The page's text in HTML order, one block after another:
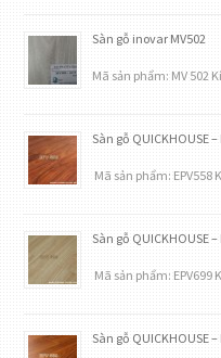
Sàn gỗ inovar MV502
Mã sản phẩm: MV 502
Sàn gỗ QUICKHOUSE –
Mã sản phẩm: EPV558
Sàn gỗ QUICKHOUSE –
Mã sản phẩm: EPV699
Sàn gỗ QUICKHOUSE –